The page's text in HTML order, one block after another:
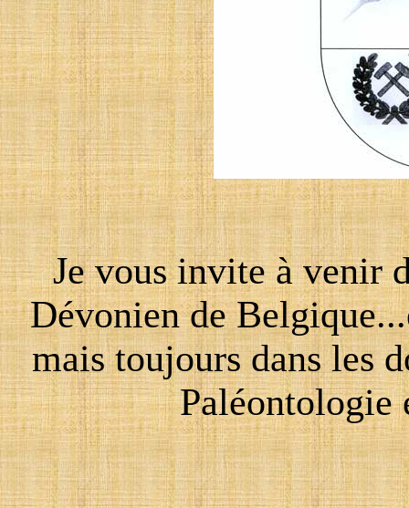
Je vous invite à venir
Dévonien de
mais toujours dans les
Paléontologie